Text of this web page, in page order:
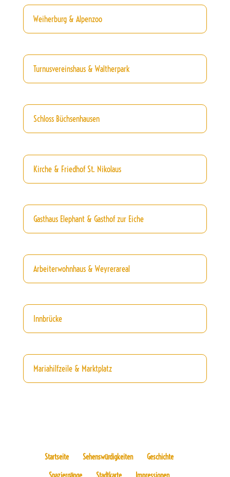
Weiherburg & Alpenzoo
Turnusvereinshaus & Waltherpark
Schloss Büchsenhausen
Kirche & Friedhof St. Nikolaus
Gasthaus Elephant & Gasthof zur Eiche
Arbeiterwohnhaus & Weyrerareal
Innbrücke
Mariahilfzeile & Marktplatz
Startseite Sehenswürdigkeiten
Geschichte